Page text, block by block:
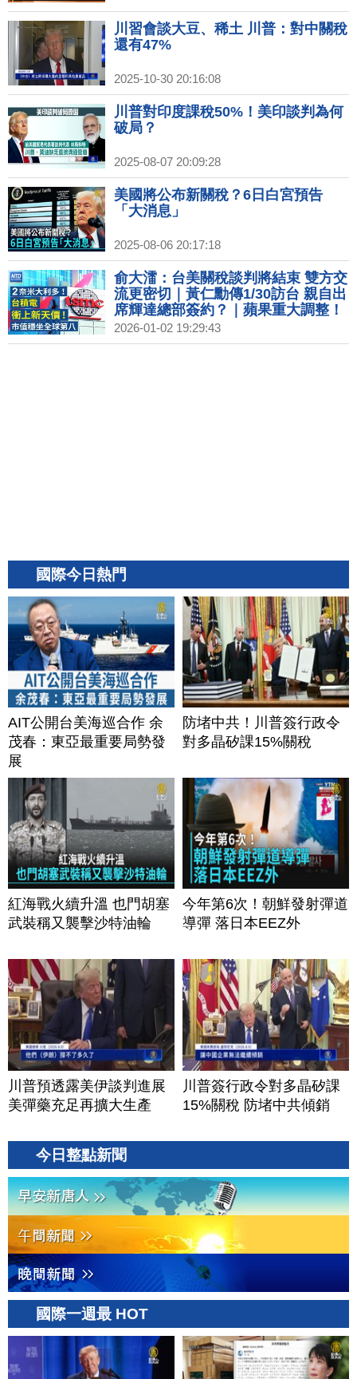
川習會談大豆、稀土 川普：對中關稅
還有47%
2025-10-30 20:16:08
川普對印度課稅50%！美印談判為何
破局？
2025-08-07 20:09:28
美國將公布新關稅？6日白宮預告
「大消息」
2025-08-06 20:17:18
俞大㵢：台美關稅談判將結束 雙方交
流更密切｜黃仁勳傳1/30訪台 親自出
席輝達總部簽約？｜蘋果重大調整！
2026年或不發表iPhone 18｜2026超
級獨角獸IPO潮！SpaceX、OpenAI
2026-01-02 19:29:43
國際今日熱門
AIT公開台美海巡合作 余
茂春：東亞最重要局勢發
展
防堵中共！川普簽行政令
對多晶矽課15%關稅
紅海戰火續升溫 也門胡塞
武裝稱又襲擊沙特油輪
今年第6次！朝鮮發射彈道
導彈 落日本EEZ外
川普預透露美伊談判進展
美彈藥充足再擴大生產
川普簽行政令對多晶矽課
15%關稅 防堵中共傾銷
今日整點新聞
國際一週最 HOT